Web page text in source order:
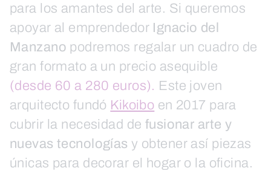
para los amantes del arte. Si queremos
apoyar al emprendedor Ignacio del
Manzano podremos regalar un cuadro de
gran formato a un precio asequible
(desde 60 a 280 euros). Este joven
arquitecto fundó Kikoibo en 2017 para
cubrir la necesidad de fusionar arte y
nuevas tecnologías y obtener así piezas
únicas para decorar el hogar o la oficina.